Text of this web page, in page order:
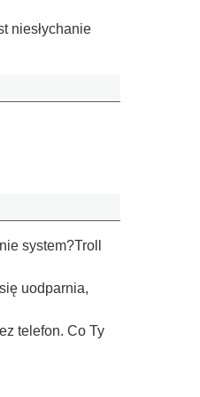
niesłychanie
system?Troll
uodparnia,
telefon. Co Ty